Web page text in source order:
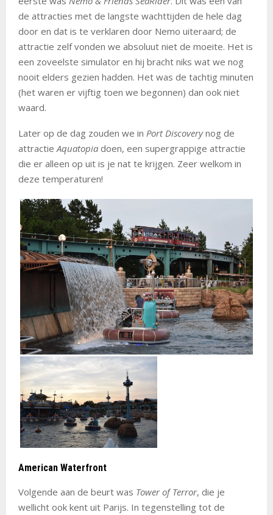
de attracties met de langste wachttijden de hele dag
door en dat is te verklaren door Nemo uiteraard; de
attractie zelf vonden we absoluut niet de moeite. Het is
een zoveelste simulator en hij bracht niks wat we nog
nooit elders gezien hadden. Het was de tachtig minuten
(het waren er vijftig toen we begonnen) dan ook niet
waard.
Later op de dag zouden we in Port Discoverynog de
attractieAquatopia doen, een supergrappige attractie
die er alleen op uit is je nat te krijgen. Zeer welkom in
deze temperaturen!
American Waterfront
Volgende aan de beurt was Tower of Terror, die je
wellicht ook kent uit Parijs. In tegenstelling tot de